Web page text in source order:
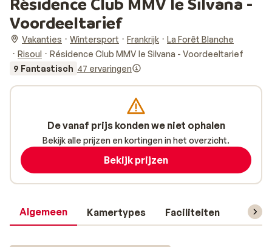
Voordeeltarief
Vakanties Wintersport Frankrijk
La Forêt Blanche
Risoul
Résidence Club MMV le Silvana - Voordeeltarief
9 Fantastisch 47 ervaringen
Algemeen Kamertypes Faciliteiten
De vanaf prijs konden we niet ophalen
Bekijk alle prijzen en kortingen in het overzicht.
Bekijk prijzen